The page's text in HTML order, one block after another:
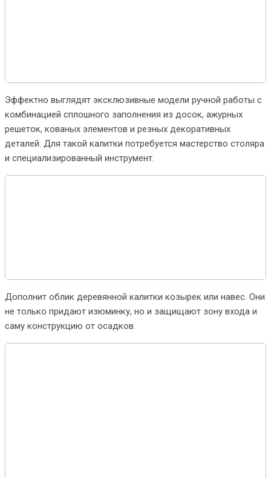
Эффектно выглядят эксклюзивные модели ручной работы с
комбинацией сплошного заполнения из досок, ажурных
решеток, кованых элементов и резных декоративных
деталей. Для такой калитки потребуется мастерство столяра
и специализированный инструмент.
Дополнит облик деревянной калитки козырек или навес. Они
не только придают изюминку, но и защищают зону входа и
саму конструкцию от осадков.